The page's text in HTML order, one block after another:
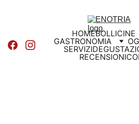
HOMEBOLLICINE
GASTRONOMIA
SERVIZI
RECENSIONI